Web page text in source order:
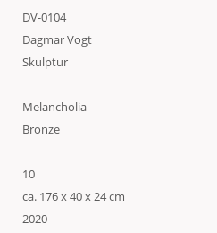
DV-0104
Dagmar Vogt
Skulptur
Melancholia
Bronze
10
ca. 176 x 40 x 24 cm
2020